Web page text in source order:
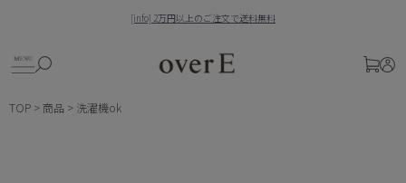
content
slideshow
[info] 平日午前9時までのご注文で基本当日発送！
SITE NAVIGATION
検索 ログ
TOP >商品 > 洗濯機ok